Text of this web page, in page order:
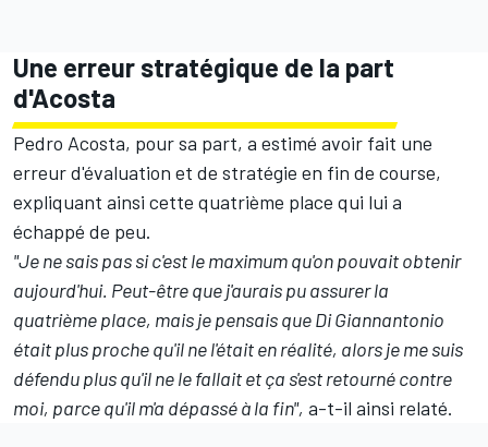
Une erreur stratégique de la part
d'Acosta
Pedro Acosta, pour sa part, a estimé avoir fait une
erreur d'évaluation et de stratégie en fin de course,
expliquant ainsi cette quatrième place qui lui a
échappé de peu.
"Je ne sais pas si c'est le maximum qu'on pouvait obtenir
aujourd'hui. Peut-être que j'aurais pu assurer la
quatrième place, mais je pensais que Di Giannantonio
était plus proche qu'il ne l'était en réalité, alors je me suis
défendu plus qu'il ne le fallait et ça s'est retourné contre
moi, parce qu'il m'a dépassé à la fin", a-t-il ainsi relaté.